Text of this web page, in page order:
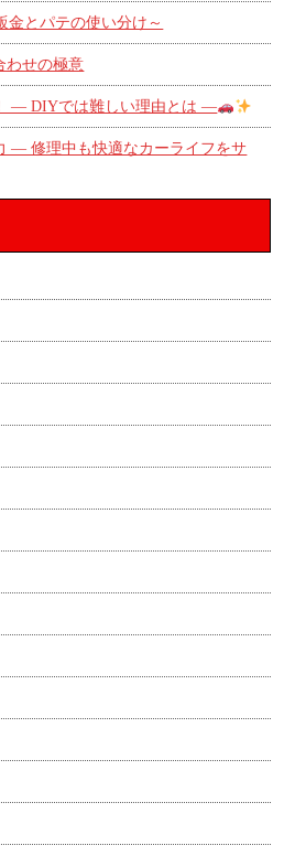
金とパテの使い分け～
わせの極意
― DIYでは難しい理由とは ―
― 修理中も快適なカーライフをサ